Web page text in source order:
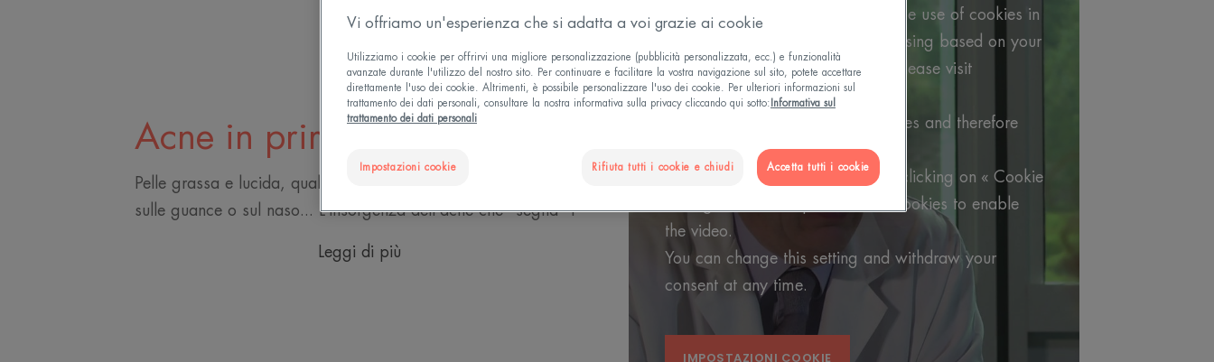
Acne in primo piano
Pelle grassa e lucida, qualche brufoletto, qualche punto nero
sulle guance o sul naso... L’insorgenza dell'acne che "segna" l’
Leggi di più
Playing YouTube videos requires the use of cookies in
order to offer you targeted advertising based on your
browsing For more information, please visit
YouTube's « cookie » policy.
You have rejected Youtube's cookies and therefore
you cannot view the video.
You can change your choices by clicking on « Cookie
Settings » and accept Youtube's cookies to enable
the video.
You can change this setting and withdraw your
consent at any time.
IMPOSTAZIONI COOKIE
Vi offriamo un'esperienza che si adatta a voi grazie ai cookie
Utilizziamo i cookie per offrirvi una migliore personalizzazione (pubblicità personalizzata, ecc.) e funzionalità
avanzate durante l'utilizzo del nostro sito. Per continuare e facilitare la vostra navigazione sul sito, potete accettare
direttamente l'uso dei cookie. Altrimenti, è possibile personalizzare l'uso dei cookie. Per ulteriori informazioni sul
trattamento dei dati personali, consultare la nostra informativa sulla privacy cliccando qui sotto: Informativa sul
trattamento dei dati personali
Impostazioni cookie Rifiuta tutti i cookie e chiudi Accetta tutti i cookie